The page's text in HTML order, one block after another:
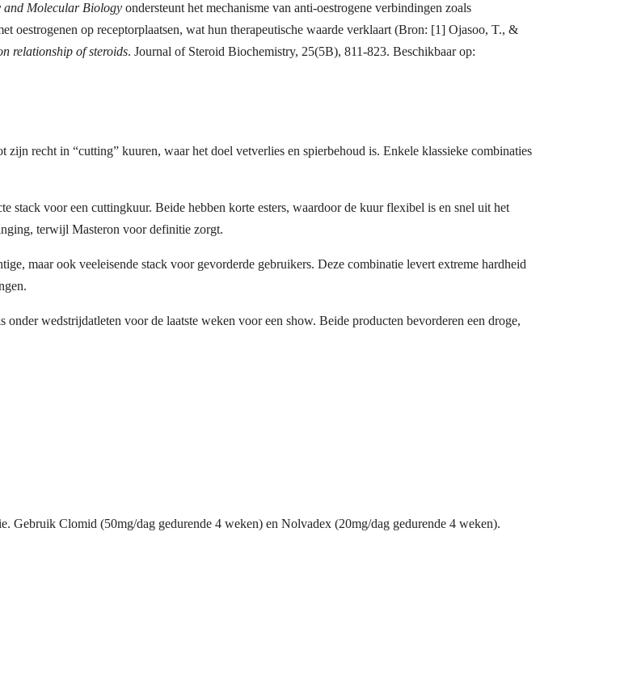
and Molecular Biology ondersteunt het mechanisme van anti-oestrogene verbindingen zoals
oestrogenen op receptorplaatsen, wat hun therapeutische waarde verklaart (Bron: [1] Ojasoo, T., &
relationship of steroids. Journal of Steroid Biochemistry, 25(5B), 811-823. Beschikbaar op:
recht in “cutting” kuuren, waar het doel vetverlies en spierbehoud is. Enkele klassieke combinaties
stack voor een cuttingkuur. Beide hebben korte esters, waardoor de kuur flexibel is en snel uit het
terwijl Masteron voor definitie zorgt.
maar ook veeleisende stack voor gevorderde gebruikers. Deze combinatie levert extreme hardheid
onder wedstrijdatleten voor de laatste weken voor een show. Beide producten bevorderen een droge,
Gebruik Clomid (50mg/dag gedurende 4 weken) en Nolvadex (20mg/dag gedurende 4 weken).